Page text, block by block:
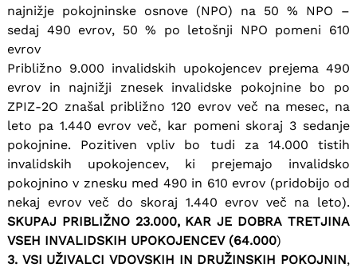
najnižje pokojninske osnove (NPO) na 50 % NPO –
sedaj 490 evrov, 50 % po letošnji NPO pomeni 610
evrov
Približno 9.000 invalidskih upokojencev prejema 490
evrov in najnižji znesek invalidske pokojnine bo po
ZPIZ-2O znašal približno 120 evrov več na mesec, na
leto pa 1.440 evrov več, kar pomeni skoraj 3 sedanje
pokojnine. Pozitiven vpliv bo tudi za 14.000 tistih
invalidskih upokojencev, ki prejemajo invalidsko
pokojnino v znesku med 490 in 610 evrov (pridobijo od
nekaj evrov več do skoraj 1.440 evrov več na leto).
SKUPAJ PRIBLIŽNO 23.000, KAR JE DOBRA TRETJINA
VSEH INVALIDSKIH UPOKOJENCEV (64.000)
3. VSI UŽIVALCI VDOVSKIH IN DRUŽINSKIH POKOJNIN,